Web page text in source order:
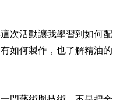
次活動讓我學習到如何配
如何製作，也了解精油的